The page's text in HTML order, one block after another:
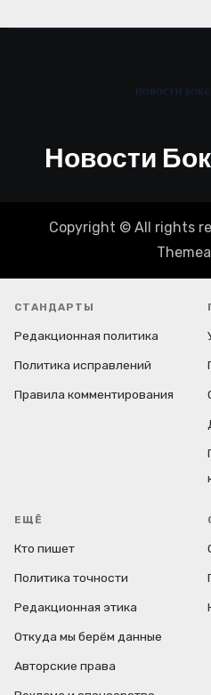
Новости
Copyright © All rights
СТАНДАРТЫ
Редакционная политика
Политика исправлений
Правила комментирования
ЕЩЁ
Кто пишет
Политика точности
Редакционная этика
Откуда мы берём данные
Авторские права